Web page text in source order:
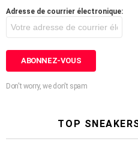
Adresse de courrier électronique:
Don't worry, we don't spam
TOP